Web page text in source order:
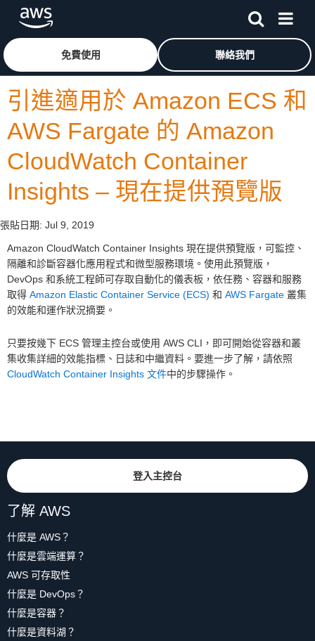
跳至主要內容按一下這裡可返回 Amazon Web Services 首頁
免費使用 聯絡我們
引進適用於 Amazon ECS 和
AWS Fargate 的 Amazon
CloudWatch Container
Insights – 現在提供預覽版
張貼日期: Jul 9, 2019
Amazon CloudWatch Container Insights 現在提供預覽版，可監控、
隔離和診斷容器化應用程式和微型服務環境。使用此預覽版，
DevOps 和系統工程師可存取自動化的儀表板，依任務、容器和服務
取得 Amazon Elastic Container Service (ECS) 和 AWS Fargate 叢集
的效能和運作狀況摘要。
只要按幾下 ECS 管理主控台或使用 AWS CLI，即可開始從容器和叢
集收集詳細的效能指標、日誌和中繼資料。要進一步了解，請依照
CloudWatch Container Insights 文件中的步驟操作。
登入主控台
了解 AWS
什麼是 AWS？
什麼是雲端運算？
AWS 可存取性
什麼是 DevOps？
什麼是容器？
什麼是資料湖？